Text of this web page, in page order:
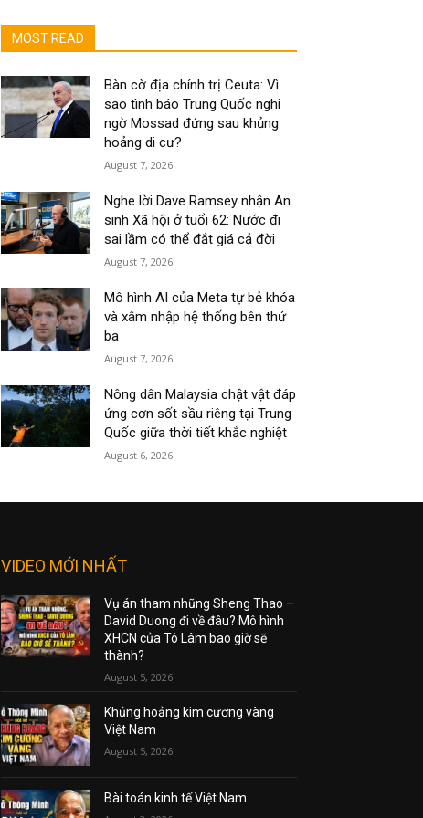
MOST READ
Bàn cờ địa chính trị Ceuta: Vì
sao tình báo Trung Quốc nghi
ngờ Mossad đứng sau khủng
hoảng di cư?
August 7, 2026
Nghe lời Dave Ramsey nhận An
sinh Xã hội ở tuổi 62: Nước đi
sai lầm có thể đắt giá cả đời
August 7, 2026
Mô hình AI của Meta tự bẻ khóa
và xâm nhập hệ thống bên thứ
ba
August 7, 2026
Nông dân Malaysia chật vật đáp
ứng cơn sốt sầu riêng tại Trung
Quốc giữa thời tiết khắc nghiệt
August 6, 2026
VIDEO MỚI NHẤT
Vụ án tham nhũng Sheng Thao –
David Duong đi về đâu? Mô hình
XHCN của Tô Lâm bao giờ sẽ
thành?
August 5, 2026
Khủng hoảng kim cương vàng
Việt Nam
August 5, 2026
Bài toán kinh tế Việt Nam